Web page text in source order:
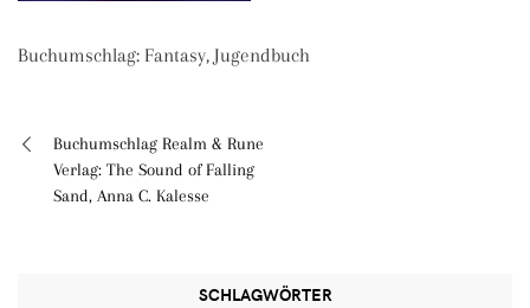
Buchumschlag: Fantasy, Jugendbuch
Beitragsnavigation
Buchumschlag Realm & Rune
Verlag: The Sound of Falling
Sand, Anna C. Kalesse
SCHLAGWÖRTER